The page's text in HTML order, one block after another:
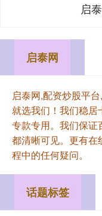
启
启泰网
启泰网,配资炒股平
就选我们！我们稳居
专款专用。我们保证
都清晰可见。更有在
程中的任何疑问。
话题标签